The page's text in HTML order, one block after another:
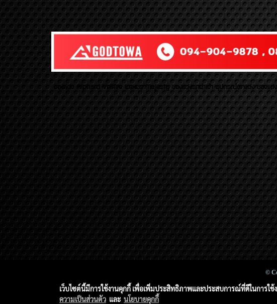
ของเเต่ง Alphard Vellfire Lexus Majesty ของเเต่งรถนำเข้า อุปกรณ์ตกแต่ง ของแ
©
เว็บไซต์นี้มีการใช้งานคุกกี้ เพื่อเพิ่มประสิทธิภาพและประสบการณ์ที่ดีในการใ
ความเป็นส่วนตัว และ นโยบายคุกกี้